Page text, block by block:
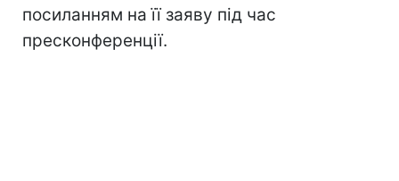
посиланням на її заяву під час
пресконференції.